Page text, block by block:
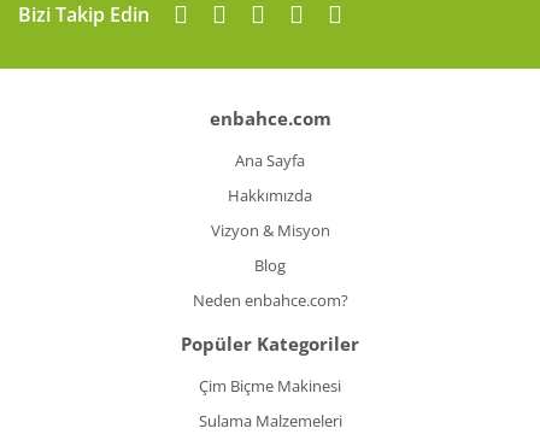
Bizi Takip Edin
enbahce.com
Ana Sayfa
Hakkımızda
Vizyon & Misyon
Blog
Neden enbahce.com?
Popüler Kategoriler
Çim Biçme Makinesi
Sulama Malzemeleri